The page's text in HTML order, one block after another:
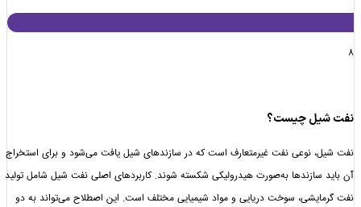
چیست؟
نوعی نفت غیرمتعارف است که در سازندهای شیل یافت می‌شود و برای استخراج
به‌صورت هیدرولیکی شکسته شوند. کاربردهای اصلی نفت شیل شامل تولید
سوخت دریایی و مواد شیمیایی مختلف است. این اصطلاح می‌تواند به دو